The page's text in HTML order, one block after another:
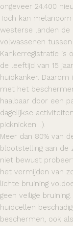
ongeveer 24.400
Toch kan
westerse landen
volwassenen
Kankerregistratie is
de leeftijd van 15
huidkanker.
met het
haalbaar door een
dagelijkse
picknicken…).
Meer dan 80% van
blootstelling aan de
niet bewust
het vermijden van
lichte bruining
geen veilige
huidcellen
beschermen, ook